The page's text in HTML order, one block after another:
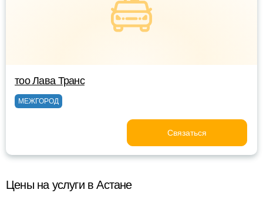
тоо Лава Транс
МЕЖГОРОД
Связаться
Цены на услуги в Астане